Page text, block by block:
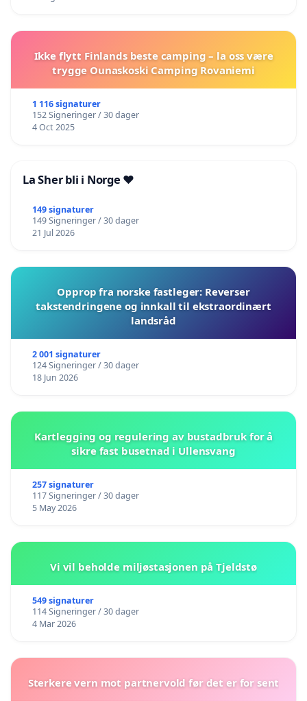
Ikke flytt Finlands beste camping – la oss være
trygge Ounaskoski Camping Rovaniemi
1 116 signaturer
152 Signeringer / 30 dager
4 Oct 2025
La Sher bli i Norge ❤️
149 signaturer
149 Signeringer / 30 dager
21 Jul 2026
Opprop fra norske fastleger: Reverser
takstendringene og innkall til ekstraordinært
landsråd
2 001 signaturer
124 Signeringer / 30 dager
18 Jun 2026
Kartlegging og regulering av bustadbruk for å
sikre fast busetnad i Ullensvang
257 signaturer
117 Signeringer / 30 dager
5 May 2026
Vi vil beholde miljøstasjonen på Tjeldstø
549 signaturer
114 Signeringer / 30 dager
4 Mar 2026
Sterkere vern mot partnervold før det er for sent